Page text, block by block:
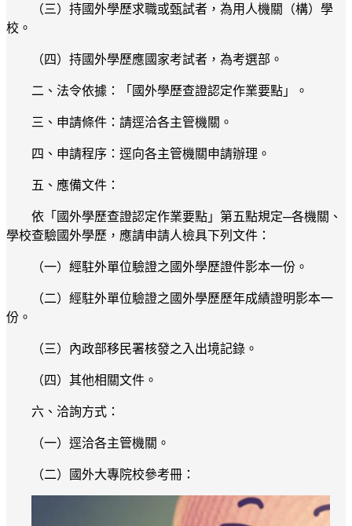
（三）持國外學歷求職或甄試者，為用人機關（構）學
校。
（四）持國外學歷應國家考試者，為考選部。
二、法令依據：「國外學歷查證認定作業要點」。
三、申請條件：請逕洽各主管機關。
四、申請程序：逕向各主管機關申請辦理。
五、應備文件：
依「國外學歷查證認定作業要點」第五點規定─各機關、
學校查驗國外學歷，應請申請人檢具下列文件：
（一）經駐外單位驗證之國外學歷證件影本一份。
（二）經駐外單位驗證之國外學歷歷年成績證明影本一
份。
（三）內政部移民署核發之入出境記錄。
（四）其他相關文件。
六、洽詢方式：
（一）逕洽各主管機關。
（二）國外大專院校參考冊：